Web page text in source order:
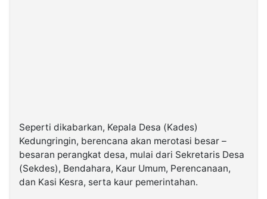
Seperti dikabarkan, Kepala Desa (Kades)
Kedungringin, berencana akan merotasi besar –
besaran perangkat desa, mulai dari Sekretaris Desa
(Sekdes), Bendahara, Kaur Umum, Perencanaan,
dan Kasi Kesra, serta kaur pemerintahan.